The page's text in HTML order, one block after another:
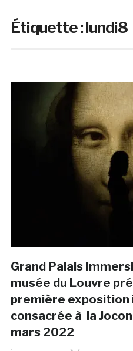
Étiquette :lundi8
Grand Palais
musée du Louvre
première exposition
consacrée à la
mars 2022